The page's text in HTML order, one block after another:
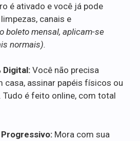
é ativado e você já pode
canais e
boleto mensal, aplicam-se
normais).
Digital: Você não precisa
casa, assinar papéis físicos ou
é feito online, com total
Mora com sua